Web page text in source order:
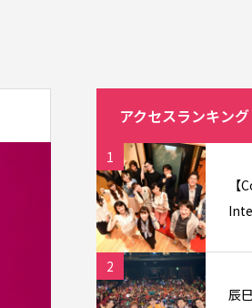
アクセスランキング
1
【
2
辰